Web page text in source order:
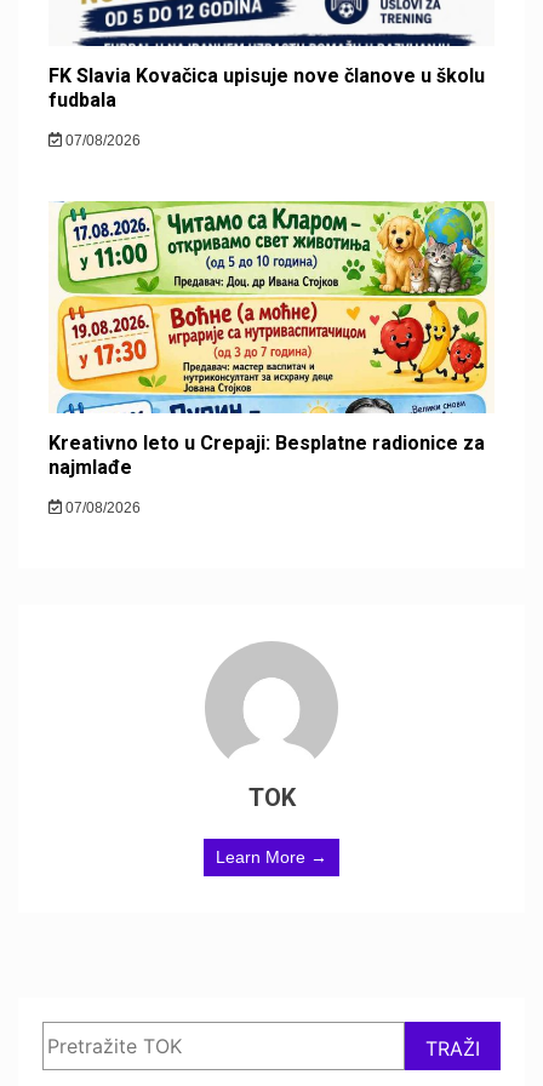
FK Slavia Kovačica upisuje nove članove u školu
fudbala
07/08/2026
Kreativno leto u Crepaji: Besplatne radionice za
najmlađe
07/08/2026
TOK
Learn More →
TRAŽI